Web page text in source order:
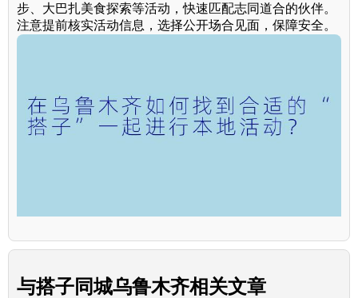
步、大巴扎美食探索等活动，快速匹配志同道合的伙伴。
注意提前核实活动信息，选择公开场合见面，保障安全。
与搭子同城乌鲁木齐相关文章